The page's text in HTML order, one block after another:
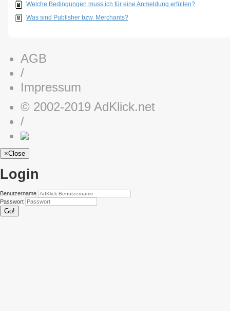
Welche Bedingungen muss ich für eine Anmeldung erfüllen?
Was sind Publisher bzw. Merchants?
AGB
/
Impressum
© 2002-2019 AdKlick.net
/
×Close
Login
Benutzername
Passwort
Go!